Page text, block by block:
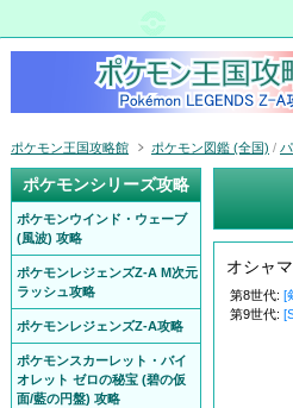
オシャ
第8世代: [
第9世代:
ポケモン王国攻略館 ポケモン図鑑 (全国) /
ポケモンシリーズ攻略
ポケモンウインド・ウェーブ
(風波) 攻略
ポケモンレジェンズZ-A M次元
ラッシュ攻略
ポケモンレジェンズZ-A攻略
ポケモンスカーレット・バイ
オレット ゼロの秘宝 (碧の仮
面/藍の円盤) 攻略